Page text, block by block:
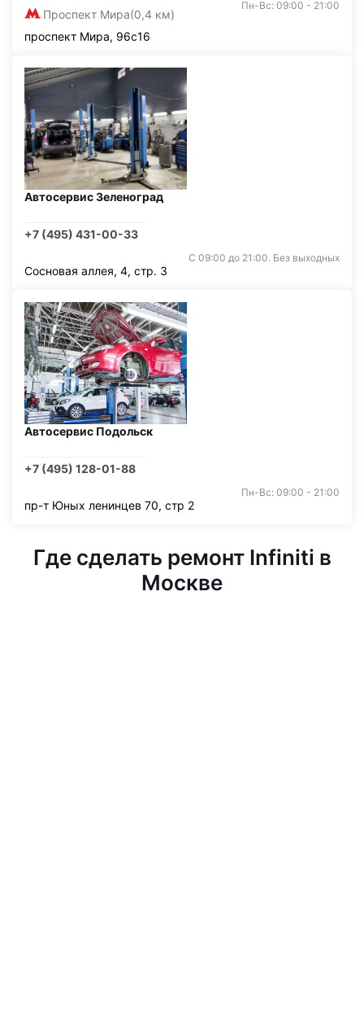
Проспект Мира(0,4 км)
Пн-Вс: 09:00 - 21:00
проспект Мира, 96с16
Автосервис Зеленоград
+7 (495) 431-00-33
С 09:00 до 21:00. Без выходных
Сосновая аллея, 4, стр. 3
Автосервис Подольск
+7 (495) 128-01-88
Пн-Вс: 09:00 - 21:00
пр-т Юных ленинцев 70, стр 2
Где сделать ремонт Infiniti в
Москве